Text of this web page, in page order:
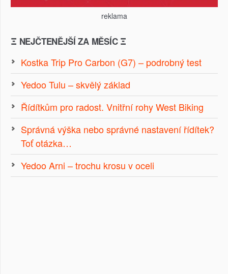
reklama
Ξ NEJČTENĚJŠÍ ZA MĚSÍC Ξ
Kostka Trip Pro Carbon (G7) – podrobný test
Yedoo Tulu – skvělý základ
Řídítkům pro radost. Vnitřní rohy West Biking
Správná výška nebo správné nastavení řídítek?
Toť otázka…
Yedoo Arni – trochu krosu v oceli